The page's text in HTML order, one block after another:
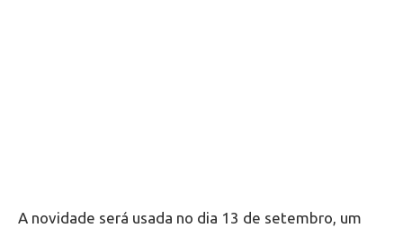
A novidade será usada no dia 13 de setembro, um